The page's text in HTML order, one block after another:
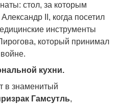
стол, за которым
II, когда посетил
инструменты
который принимал
кухни.
в знаменитый
Гамсутль,